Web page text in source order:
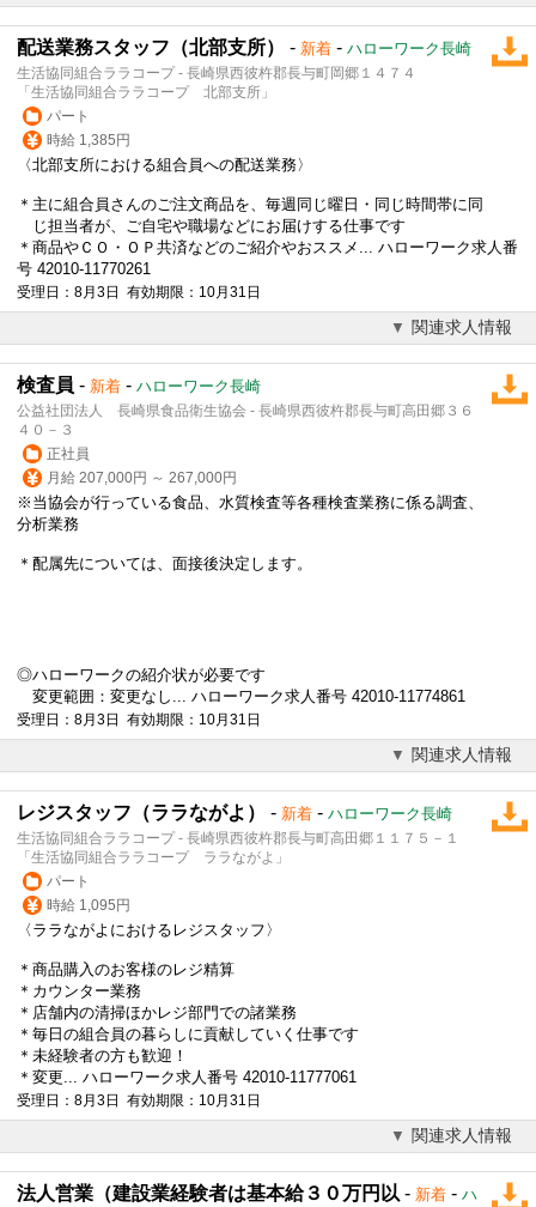
配送業務スタッフ（北部支所） - 新着 - ハローワーク長崎
生活協同組合ララコープ - 長崎県西彼杵郡長与町岡郷１４７４
「生活協同組合ララコープ 北部支所」
パート
時給 1,385円
〈北部支所における組合員への配送業務〉
＊主に組合員さんのご注文商品を、毎週同じ曜日・同じ時間帯に同
じ担当者が、ご自宅や職場などにお届けする仕事です
＊商品やＣＯ・ＯＰ共済などのご紹介やおススメ... ハローワーク求人番
号 42010-11770261
受理日：8月3日 有効期限：10月31日
関連求人情報
検査員 - 新着 - ハローワーク長崎
公益社団法人 長崎県食品衛生協会 - 長崎県西彼杵郡長与町高田郷３６
４０－３
正社員
月給 207,000円 ～ 267,000円
※当協会が行っている食品、水質検査等各種検査業務に係る調査、
分析業務
＊配属先については、面接後決定します。
◎ハローワークの紹介状が必要です
変更範囲：変更なし... ハローワーク求人番号 42010-11774861
受理日：8月3日 有効期限：10月31日
関連求人情報
レジスタッフ（ララながよ） - 新着 - ハローワーク長崎
生活協同組合ララコープ - 長崎県西彼杵郡長与町高田郷１１７５－１
「生活協同組合ララコープ ララながよ」
パート
時給 1,095円
〈ララながよにおけるレジスタッフ〉
＊商品購入のお客様のレジ精算
＊カウンター業務
＊店舗内の清掃ほかレジ部門での諸業務
＊毎日の組合員の暮らしに貢献していく仕事です
＊未経験者の方も歓迎！
＊変更... ハローワーク求人番号 42010-11777061
受理日：8月3日 有効期限：10月31日
関連求人情報
法人営業（建設業経験者は基本給３０万円以 - 新着 - ハ